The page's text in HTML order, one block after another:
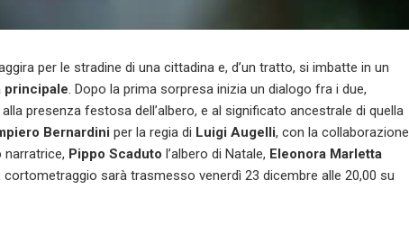
per le stradine di una cittadina e, d’un tratto, si imbatte in un
principale. Dopo la prima sorpresa inizia un dialogo fra i due,
presenza festosa dell’albero, e al significato ancestrale di quella
Bernardini per la regia di Luigi Augelli, con la collaborazione
narratrice, Pippo Scaduto l’albero di Natale, Eleonora Marletta
cortometraggio sarà trasmesso venerdì 23 dicembre alle 20,00 su